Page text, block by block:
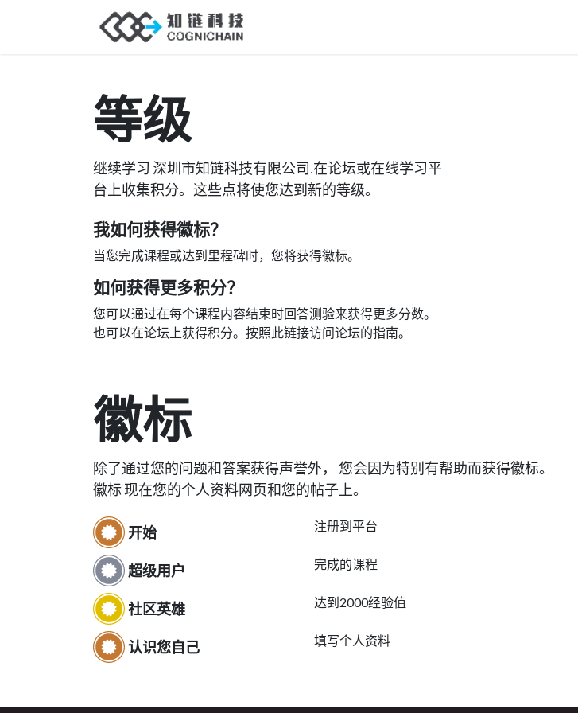
等级
继续学习 深圳市知链科技有限公司.在论坛或在线学习平
台上收集积分。这些点将使您达到新的等级。
我如何获得徽标？
当您完成课程或达到里程碑时，您将获得徽标。
如何获得更多积分？
您可以通过在每个课程内容结束时回答测验来获得更多分数。
也可以在论坛上获得积分。按照此链接访问论坛的指南。
徽标
除了通过您的问题和答案获得声誉外， 您会因为特别有帮助而获得徽标。
徽标 现在您的个人资料网页和您的帖子上。
开始 注册到平台
超级用户 完成的课程
社区英雄 达到2000经验值
认识您自己 填写个人资料